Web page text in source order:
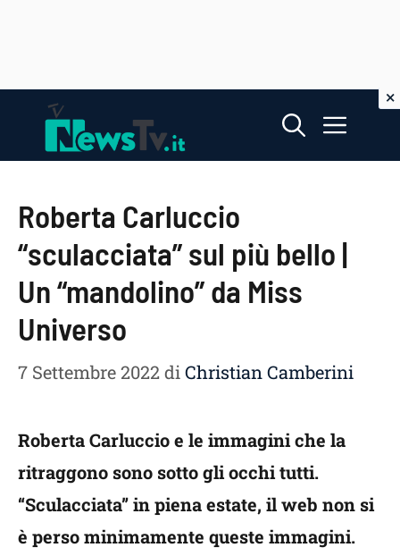
contenuto
Menu
Roberta Carluccio
“sculacciata” sul più bello |
Un “mandolino” da Miss
Universo
7 Settembre 2022diChristian Camberini
Roberta Carluccio e le immagini che la
ritraggono sono sotto gli occhi tutti.
“Sculacciata” in piena estate, il web non si
è perso minimamente queste immagini.